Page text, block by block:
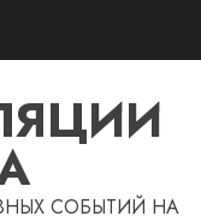
СОБЫТИЙ НА